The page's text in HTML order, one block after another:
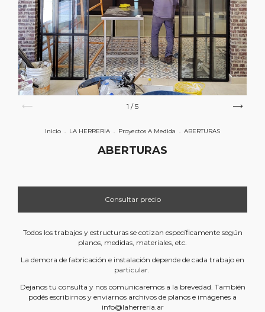
1 /5
Inicio . LA HERRERIA . Proyectos A Medida . ABERTURAS
ABERTURAS
Todos los trabajos y estructuras se cotizan específicamente según
planos, medidas, materiales, etc.
La demora de fabricación e instalación depende de cada trabajo en
particular.
Dejanos tu consulta y nos comunicaremos a la brevedad. También
podés escribirnos y enviarnos archivos de planos e imágenes a
info@laherreria.ar